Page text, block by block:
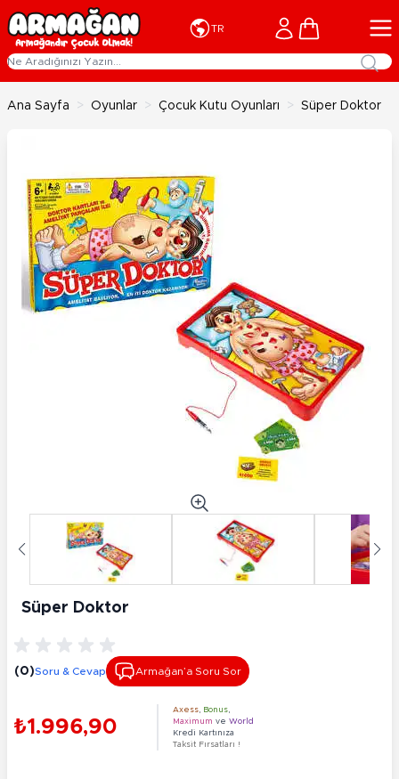
İçeriğe geç
TR Cart
Ana Sayfa > Oyunlar > Çocuk Kutu Oyunları > Süper Doktor
Süper Doktor
(0)Soru & Cevap Armağan’a Soru Sor
₺1.996,90
Axess Bonus
Maximum ve World
Kredi Kartınıza
Taksit Fırsatları !